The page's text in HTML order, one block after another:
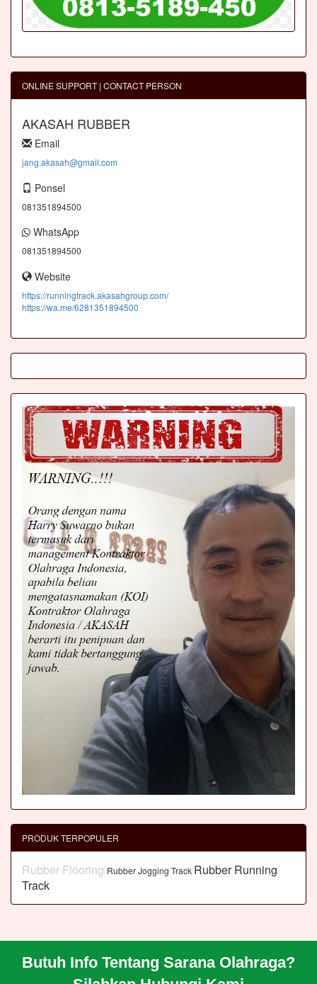
ONLINE SUPPORT | CONTACT PERSON
AKASAH RUBBER
Email
jang.akasah@gmail.com
Ponsel
081351894500
WhatsApp
081351894500
Website
https://runningtrack.akasahgroup.com/
https://wa.me/6281351894500
Butuh Info Tentang Sarana Olahraga?
PRODUK TERPOPULER
Rubber Flooring Rubber Jogging Track Rubber Running
Track